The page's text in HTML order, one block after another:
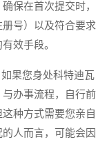
保在首次提交时，
号）以及符合要求
效手段。
果您身处科特迪瓦
办事流程，自行前
种方式需要您亲自
人而言，可能会因